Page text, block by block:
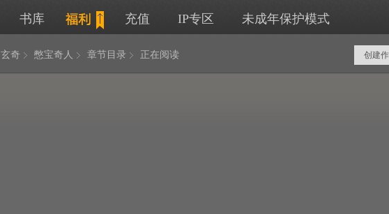
书库 充值 IP专区 未成年保护模式
玄奇 憋宝奇人 章节目录 正在阅读 创建